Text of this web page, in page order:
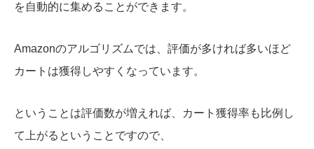
を自動的に集めることができます。
Amazonのアルゴリズムでは、評価が多ければ多いほど
カートは獲得しやすくなっています。
ということは評価数が増えれば、カート獲得率も比例し
て上がるということですので、